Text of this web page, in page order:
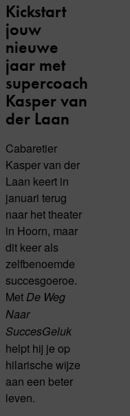
Kickstart
jouw
nieuwe
jaar met
supercoach
Kasper van
der Laan
Cabaretier
Kasper van der
Laan keert in
januari terug
naar het theater
in Hoorn, maar
dit keer als
zelfbenoemde
succesgoeroe.
Met De Weg
Naar
SuccesGeluk
helpt hij je op
hilarische wijze
aan een beter
leven.